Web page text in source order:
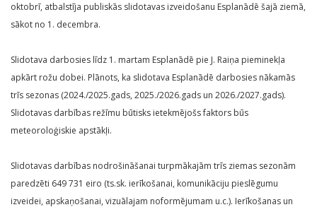
oktobrī, atbalstīja publiskās slidotavas izveidošanu Esplanādē šajā ziemā,
sākot no 1. decembra.
Slidotava darbosies līdz 1. martam Esplanādē pie J. Raiņa pieminekļa
apkārt rožu dobei. Plānots, ka slidotava Esplanādē darbosies nākamās
trīs sezonas (2024./2025.gads, 2025./2026.gads un 2026./2027.gads).
Slidotavas darbības režīmu būtisks ietekmējošs faktors būs
meteoroloģiskie apstākļi.
Slidotavas darbības nodrošināšanai turpmākajām trīs ziemas sezonām
paredzēti 649 731 eiro (ts.sk. ierīkošanai, komunikāciju pieslēgumu
izveidei, apskaņošanai, vizuālajam noformējumam u.c.). Ierīkošanas un